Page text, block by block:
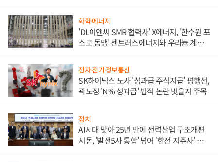
화학·에너지
'DL이앤씨 SMR 협력사' X에너지, '한수원 포
스코 동맹' 센트러스에너지와 우라늄 계약
전자·전기·정보통신
SK하이닉스 노사 '성과급 주식지급' 평행선,
곽노정 'N% 성과급' 법적 논란 벗을지 주목
정치
AI시대 맞아 25년 만에 전력산업 구조개편
시동, '발전5사 통합' 넘어 '한전 지주사' 재편